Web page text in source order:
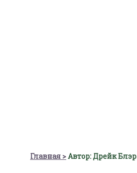
Главная Автор: Дрейк Блэр